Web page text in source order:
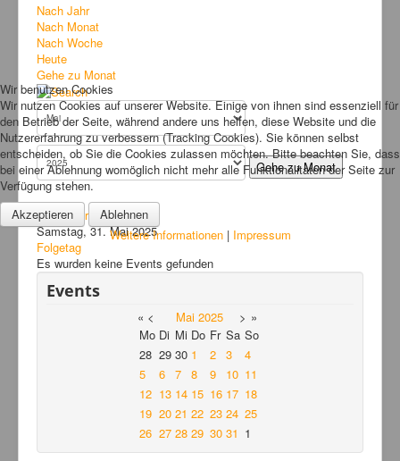
Events
Fuegolatino
Bilder
News
Links
FAQ
Hansefit
Kontakt
Nach Jahr
Nach Monat
Nach Woche
Heute
Gehe zu Monat
Gehe zu Monat
Vorheriger Tag
Samstag, 31. Mai 2025
Folgetag
Es wurden keine Events gefunden
Events
« < Mai 2025 > »
Mo Di Mi Do Fr Sa So
28 29 30 1 2 3
4
5
6 7 8 9 10 11
12 13 14 15 16 17 18
19 20 21 22 23 24 25
26 27 28 29 30 31 1
Wir benutzen Cookies
Wir nutzen Cookies auf unserer Website. Einige von ihnen sind essenziell für
den Betrieb der Seite, während andere uns helfen, diese Website und die
Nutzererfahrung zu verbessern (Tracking Cookies). Sie können selbst
entscheiden, ob Sie die Cookies zulassen möchten. Bitte beachten Sie, dass
bei einer Ablehnung womöglich nicht mehr alle Funktionalitäten der Seite zur
Verfügung stehen.
Akzeptieren
Ablehnen
Weitere Informationen| Impressum